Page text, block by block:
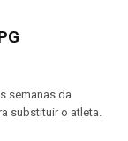
semanas da
substituir o atleta.